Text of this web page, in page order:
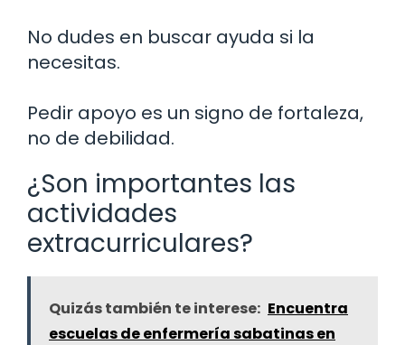
No dudes en buscar ayuda si la
necesitas.
Pedir apoyo es un signo de fortaleza,
no de debilidad.
¿Son importantes las
actividades
extracurriculares?
Quizás también te interese: Encuentra
escuelas de enfermería sabatinas en